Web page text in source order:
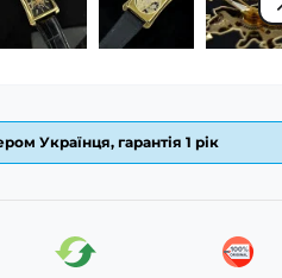
Українця, гарантія 1 рік